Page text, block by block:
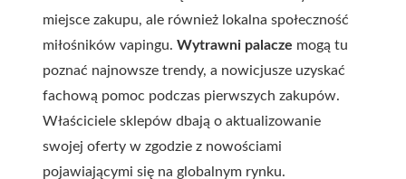
miejsce zakupu, ale również lokalna społeczność
miłośników vapingu. Wytrawni palacze mogą tu
poznać najnowsze trendy, a nowicjusze uzyskać
fachową pomoc podczas pierwszych zakupów.
Właściciele sklepów dbają o aktualizowanie
swojej oferty w zgodzie z nowościami
pojawiającymi się na globalnym rynku.